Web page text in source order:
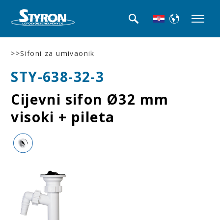
>>Sifoni za umivaonik
STY-638-32-3
Cijevni sifon Ø32 mm
visoki + pileta